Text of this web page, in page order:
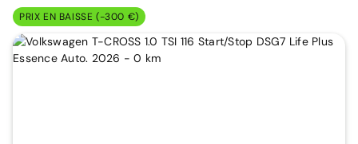
PRIX EN BAISSE (-300 €)